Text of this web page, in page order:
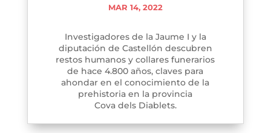
MAR 14, 2022
Investigadores de la Jaume I y la
diputación de Castellón descubren
restos humanos y collares funerarios
de hace 4.800 años, claves para
ahondar en el conocimiento de la
prehistoria en la provincia
Cova dels Diablets.